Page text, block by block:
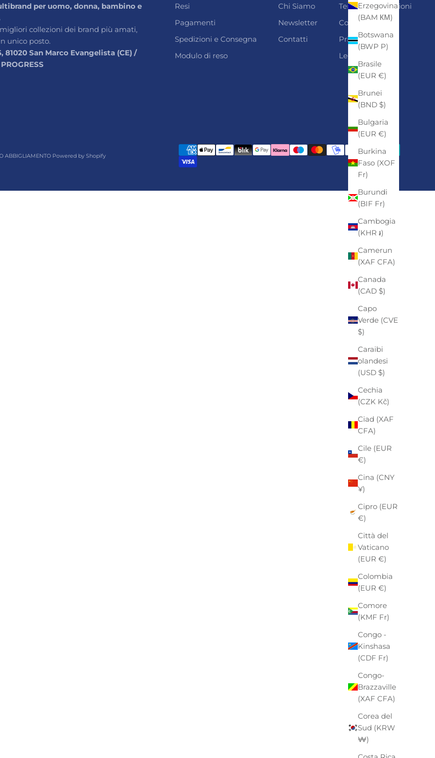
Erzegovina
(BAM КМ)
Botswana
(BWP P)
Brasile
(EUR €)
Brunei
(BND $)
Bulgaria
(EUR €)
Burkina
Faso (XOF
Fr)
Burundi
(BIF Fr)
Cambogia
(KHR ៛)
Camerun
(XAF CFA)
Canada
(CAD $)
Capo
Verde (CVE
$)
Caraibi
olandesi
(USD $)
Cechia
(CZK Kč)
Ciad (XAF
CFA)
Cile (EUR
€)
Cina (CNY
¥)
Cipro (EUR
€)
Città del
Vaticano
(EUR €)
Colombia
(EUR €)
Comore
(KMF Fr)
Congo -
Kinshasa
(CDF Fr)
Congo-
Brazzaville
(XAF CFA)
Corea del
Sud (KRW
₩)
per uomo, donna, bambino e
collezioni dei brand più amati,
unico posto.
81020 San Marco Evangelista (CE) /
Resi
Pagamenti
Spedizioni e Consegna
Modulo di reso
Chi Siamo
Newsletter
Contatti
Termini e condizioni
Cookie Policy
Privacy
Legal Notice
ABBIGLIAMENTO Powered by Shopify